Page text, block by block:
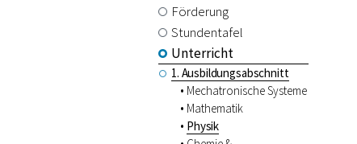
Förderung
Stundentafel
Unterricht
1. Ausbildungsabschnitt
Mechatronische Systeme
Mathematik
Physik